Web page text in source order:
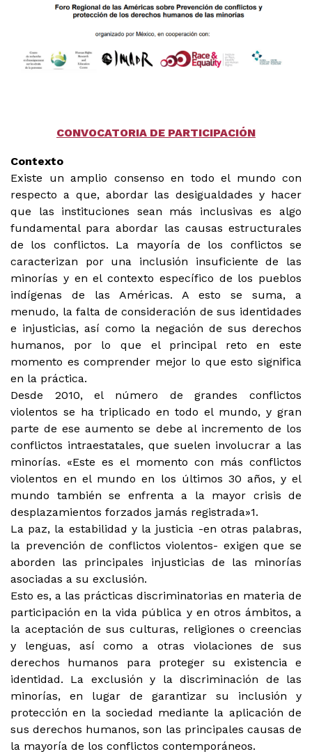
CONVOCATORIA DE PARTICIPACIÓN
Contexto
Existe un amplio consenso en todo el mundo con
respecto a que, abordar las desigualdades y hacer
que las instituciones sean más inclusivas es algo
fundamental para abordar las causas estructurales
de los conflictos. La mayoría de los conflictos se
caracterizan por una inclusión insuficiente de las
minorías y en el contexto específico de los pueblos
indígenas de las Américas. A esto se suma, a
menudo, la falta de consideración de sus identidades
e injusticias, así como la negación de sus derechos
humanos, por lo que el principal reto en este
momento es comprender mejor lo que esto significa
en la práctica.
Desde 2010, el número de grandes conflictos
violentos se ha triplicado en todo el mundo, y gran
parte de ese aumento se debe al incremento de los
conflictos intraestatales, que suelen involucrar a las
minorías. «Este es el momento con más conflictos
violentos en el mundo en los últimos 30 años, y el
mundo también se enfrenta a la mayor crisis de
desplazamientos forzados jamás registrada»1.
La paz, la estabilidad y la justicia -en otras palabras,
la prevención de conflictos violentos- exigen que se
aborden las principales injusticias de las minorías
asociadas a su exclusión.
Esto es, a las prácticas discriminatorias en materia de
participación en la vida pública y en otros ámbitos, a
la aceptación de sus culturas, religiones o creencias
y lenguas, así como a otras violaciones de sus
derechos humanos para proteger su existencia e
identidad. La exclusión y la discriminación de las
minorías, en lugar de garantizar su inclusión y
protección en la sociedad mediante la aplicación de
sus derechos humanos, son las principales causas de
la mayoría de los conflictos contemporáneos.